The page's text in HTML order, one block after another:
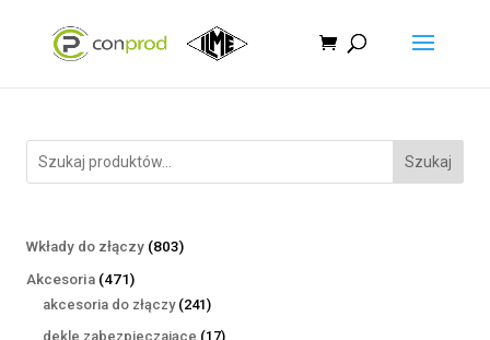
Szukaj
Wkłady do złączy 803803
Akcesoria 471471
produktów
akcesoria do złączy 241241
produktów
dekle zabezpieczające 1717